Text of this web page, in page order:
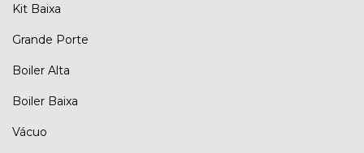
Kit Baixa
Grande Porte
Boiler Alta
Boiler Baixa
Vácuo